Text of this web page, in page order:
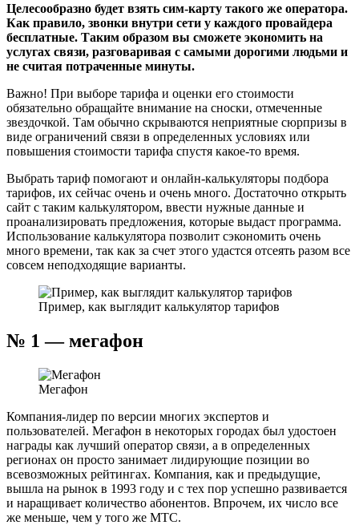
Целесообразно будет взять сим-карту такого же оператора.
Как правило, звонки внутри сети у каждого провайдера
бесплатные. Таким образом вы сможете экономить на
услугах связи, разговаривая с самыми дорогими людьми и
не считая потраченные минуты.
Важно! При выборе тарифа и оценки его стоимости
обязательно обращайте внимание на сноски, отмеченные
звездочкой. Там обычно скрываются неприятные сюрпризы в
виде ограничений связи в определенных условиях или
повышения стоимости тарифа спустя какое-то время.
Выбрать тариф помогают и онлайн-калькуляторы подбора
тарифов, их сейчас очень и очень много. Достаточно открыть
сайт с таким калькулятором, ввести нужные данные и
проанализировать предложения, которые выдаст программа.
Использование калькулятора позволит сэкономить очень
много времени, так как за счет этого удастся отсеять разом все
совсем неподходящие варианты.
Пример, как выглядит калькулятор тарифов
№ 1 — мегафон
Мегафон
Компания-лидер по версии многих экспертов и
пользователей. Мегафон в некоторых городах был удостоен
награды как лучший оператор связи, а в определенных
регионах он просто занимает лидирующие позиции во
всевозможных рейтингах. Компания, как и предыдущие,
вышла на рынок в 1993 году и с тех пор успешно развивается
и наращивает количество абонентов. Впрочем, их число все
же меньше, чем у того же МТС.